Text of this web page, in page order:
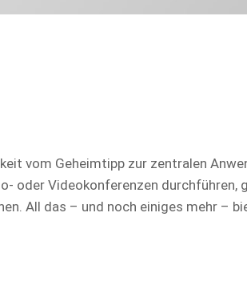
vom Geheimtipp zur zentralen
oder Videokonferenzen
All das – und noch einiges mehr –